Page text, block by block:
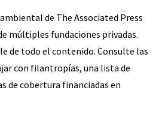
de The Associated Press
múltiples fundaciones privadas.
de todo el contenido. Consulte las
con filantropías, una lista de
de cobertura financiadas en